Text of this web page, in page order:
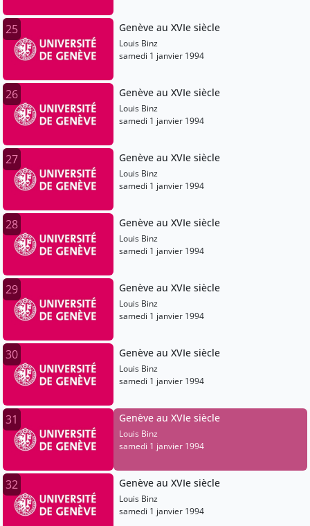
25 Genève au XVIe siècle
Louis Binz
samedi 1 janvier 1994
26 Genève au XVIe siècle
Louis Binz
samedi 1 janvier 1994
27 Genève au XVIe siècle
Louis Binz
samedi 1 janvier 1994
28 Genève au XVIe siècle
Louis Binz
samedi 1 janvier 1994
29 Genève au XVIe siècle
Louis Binz
samedi 1 janvier 1994
30 Genève au XVIe siècle
Louis Binz
samedi 1 janvier 1994
31 Genève au XVIe siècle
Louis Binz
samedi 1 janvier 1994
32 Genève au XVIe siècle
Louis Binz
samedi 1 janvier 1994